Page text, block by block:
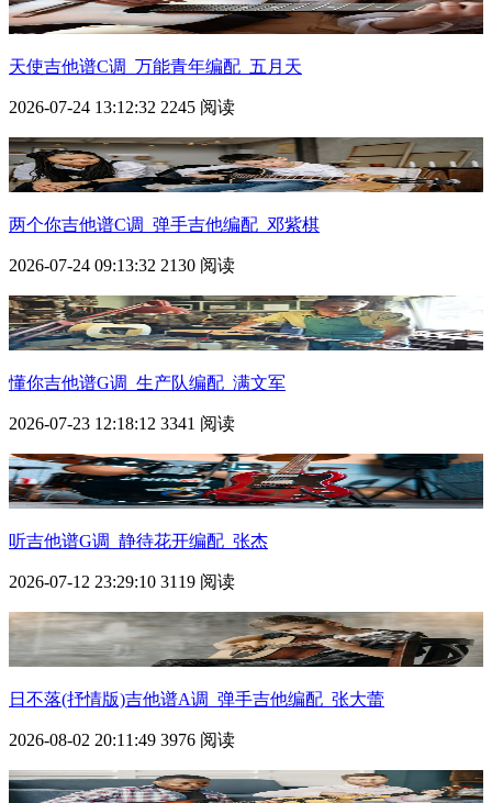
天使吉他谱C调_万能青年编配_五月天
2026-07-24 13:12:32 2245 阅读
两个你吉他谱C调_弹手吉他编配_邓紫棋
2026-07-24 09:13:32 2130 阅读
懂你吉他谱G调_生产队编配_满文军
2026-07-23 12:18:12 3341 阅读
听吉他谱G调_静待花开编配_张杰
2026-07-12 23:29:10 3119 阅读
日不落(抒情版)吉他谱A调_弹手吉他编配_张大蕾
2026-08-02 20:11:49 3976 阅读